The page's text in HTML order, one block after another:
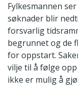
Fylkesmannen
søknader blir
forsvarlig
begrunnet og de
for oppstart.
vilje til å følge
ikke er mulig å